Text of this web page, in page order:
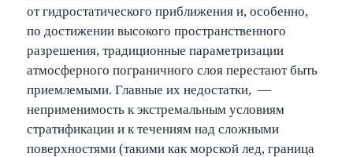
от гидростатического приближения и, особенно,
по достижении высокого пространственного
разрешения, традиционные параметризации
атмосферного пограничного слоя перестают быть
приемлемыми. Главные их недостатки, —
неприменимость к экстремальным условиям
стратификации и к течениям над сложными
поверхностями (такими как морской лед, граница